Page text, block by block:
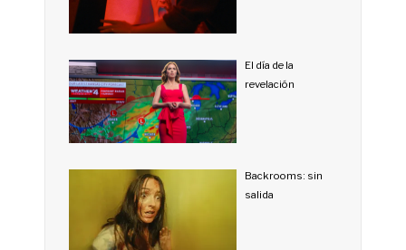
El día de la
revelación
Backrooms: sin
salida